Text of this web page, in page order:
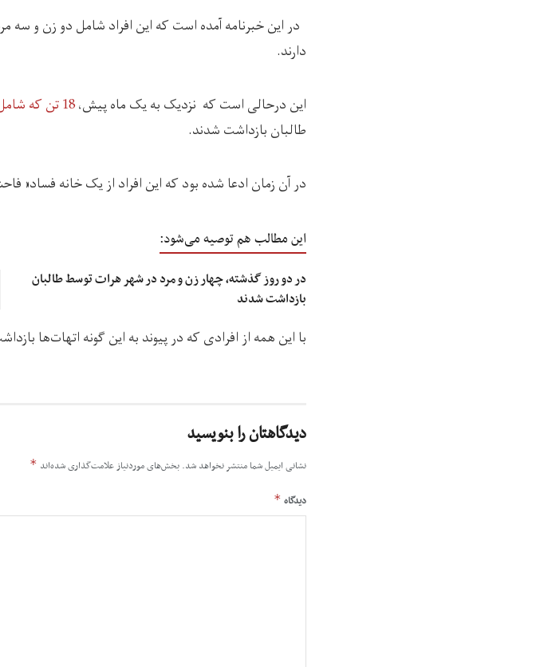
در این خبرنامه آمده است که این افراد شامل دو زن و
دارند.
این درحالی است که نزدیک به یک ماه پیش،18 تن که شامل مردان و زنان بودند،
طالبان بازداشت شدند.
در آن زمان ادعا شده بود که این افراد از یک خانه
این مطالب هم توصیه می‌شود:
در دو روز گذشته، چهار زن و مرد در شهر هرات توسط طالبان
بازداشت شدند
با این همه از افرادی که در پیوند به این گونه اتهات‌ها
دیدگاهتان را بنویسید
نشانی ایمیل شما منتشر نخواهد شد. بخش‌های موردنیاز علامت‌گذاری شده‌اند *
دیدگاه *